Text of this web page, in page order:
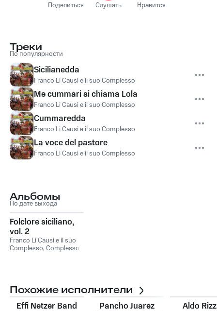
Поделиться Слушать Нравится
Треки
По популярности
Sicilianedda
Franco Li Causi e il suo Complesso
Me cummari si chiama Lola
Franco Li Causi e il suo Complesso
Cummaredda
Franco Li Causi e il suo Complesso
La voce del pastore
Franco Li Causi e il suo Complesso
Альбомы
По дате выхода
Folclore siciliano,
vol. 2
Franco Li Causi e il suo
Complesso,Complesso
Complesso, Complesso
siciliano Privitera-
Sanfilippo,Complesso
Похожие исполнители
Effi Netzer Band Pancho Juarez Aldo